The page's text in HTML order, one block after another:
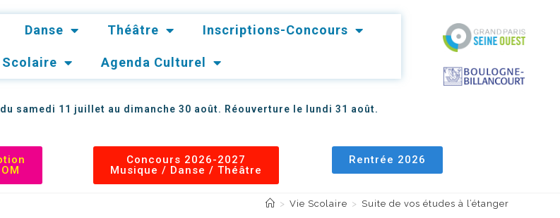
Danse Théâtre Inscriptions-Concours
Scolaire Agenda Culturel
samedi 11 juillet au dimanche 30 août. Réouverture le lundi 31 août.
Concours 2026-2027
Musique / Danse / Théâtre
Rentrée 2026
> Vie Scolaire > Suite de vos études à l’étanger